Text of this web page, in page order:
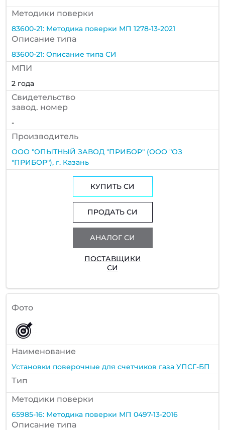
Методики поверки
83600-21: Методика поверки МП 1278-13-2021
Описание типа
83600-21: Описание типа СИ
МПИ
2 года
Cвидетельство
завод. номер
-
Производитель
ООО "ОПЫТНЫЙ ЗАВОД "ПРИБОР" (ООО "ОЗ
"ПРИБОР"), г. Казань
КУПИТЬ СИ
ПРОДАТЬ СИ
АНАЛОГ СИ
ПОСТАВЩИКИ
СИ
Фото
Наименование
Установки поверочные для счетчиков газа УПСГ-БП
Тип
Методики поверки
65985-16: Методика поверки МП 0497-13-2016
Описание типа